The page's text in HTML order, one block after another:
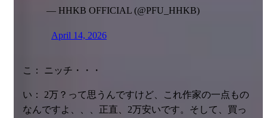
— HHKB OFFICIAL (@PFU_HHKB)
April 14, 2026
こ： ニッチ・・・
い： 2万？って思うんですけど、これ作家の一点もの
なんですよ、、、正直、2万安いです。そして、買っ